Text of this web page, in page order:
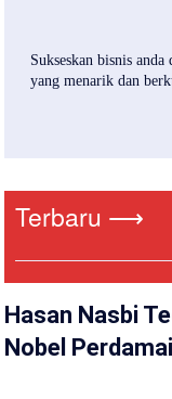
Sukseskan bisnis anda
yang menarik dan
Terbaru ⟶
Hasan Nasbi
Nobel